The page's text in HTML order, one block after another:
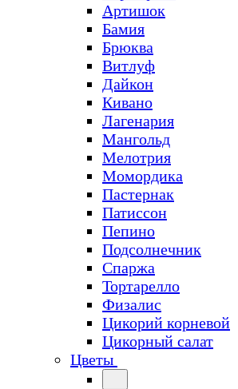
Артишок
Бамия
Брюква
Витлуф
Дайкон
Кивано
Лагенария
Мангольд
Мелотрия
Момордика
Пастернак
Патиссон
Пепино
Подсолнечник
Спаржа
Тортарелло
Физалис
Цикорий корневой
Цикорный салат
Цветы